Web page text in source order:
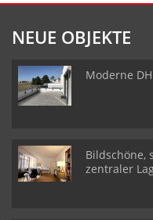
NEUE OBJEKTE
Moderne
Bildschöne,
zentraler